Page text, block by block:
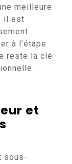
meilleure
il est
à l’étape
reste la clé
et
sous-